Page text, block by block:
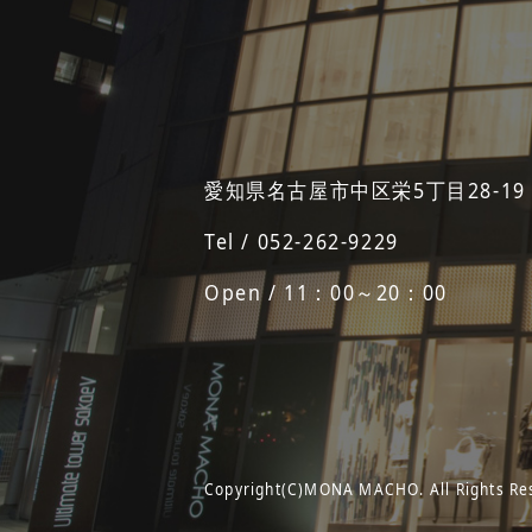
愛知県名古屋市中区栄5丁目28-
Tel / 052-262-9229
Open / 11：00～20：00
Copyright(C)MONA MACHO. All Rights